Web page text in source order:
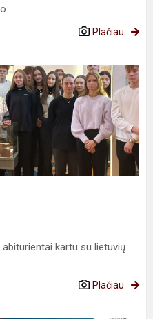
Plačiau
kartu su lietuvių
Plačiau